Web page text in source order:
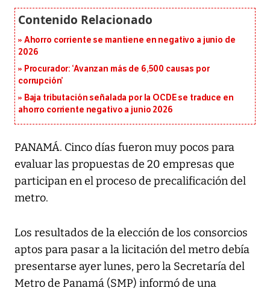
Ahorro corriente se mantiene en negativo a junio de
2026
Procurador: ‘Avanzan más de 6,500 causas por
corrupción’
Baja tributación señalada por la OCDE se traduce en
ahorro corriente negativo a junio 2026
PANAMÁ. Cinco días fueron muy pocos para
evaluar las propuestas de 20 empresas que
participan en el proceso de precalificación del
metro.
Los resultados de la elección de los consorcios
aptos para pasar a la licitación del metro debía
presentarse ayer lunes, pero la Secretaría del
Metro de Panamá (SMP) informó de una